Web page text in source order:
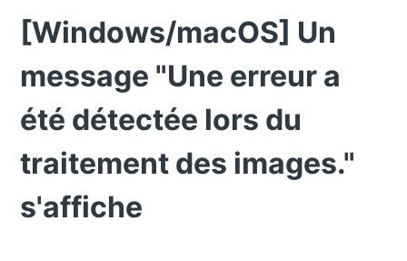
[Windows/macOS] Un
message "Une erreur a
été détectée lors du
traitement des images."
s'affiche